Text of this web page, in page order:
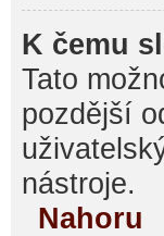
K čemu
Tato
pozdější
nástroje.
Nahoru